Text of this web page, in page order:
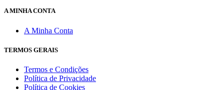
A MINHA CONTA
A Minha Conta
TERMOS GERAIS
Termos e Condições
Política de Privacidade
Política de Cookies